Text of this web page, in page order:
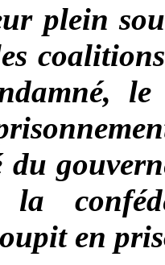
plein
du
en